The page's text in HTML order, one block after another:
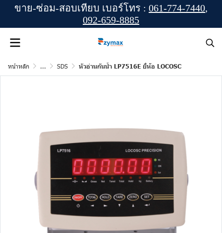
ขาย-ซ่อม-สอบเทียบ เบอร์โทร : 061-774-7440,
092-659-8885
หน้าหลัก ... SDS หัวอ่านกันน้ำ LP7516E ยี่ห้อ LOCOSC